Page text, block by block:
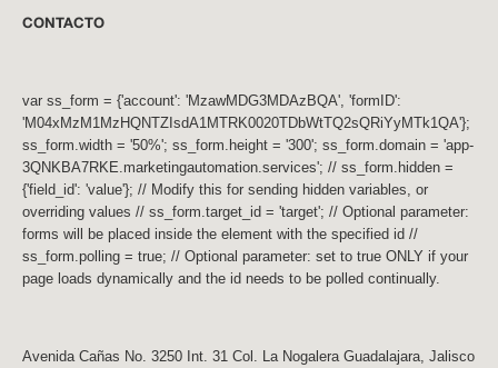
CONTACTO
var ss_form = {'account': 'MzawMDG3MDAzBQA', 'formID':
'M04xMzM1MzHQNTZIsdA1MTRK0020TDbWtTQ2sQRiYyMTk1QA'};
ss_form.width = '50%'; ss_form.height = '300'; ss_form.domain = 'app-
3QNKBA7RKE.marketingautomation.services'; // ss_form.hidden =
{'field_id': 'value'}; // Modify this for sending hidden variables, or
overriding values // ss_form.target_id = 'target'; // Optional parameter:
forms will be placed inside the element with the specified id //
ss_form.polling = true; // Optional parameter: set to true ONLY if your
page loads dynamically and the id needs to be polled continually.
Avenida Cañas No. 3250 Int. 31 Col. La Nogalera Guadalajara, Jalisco